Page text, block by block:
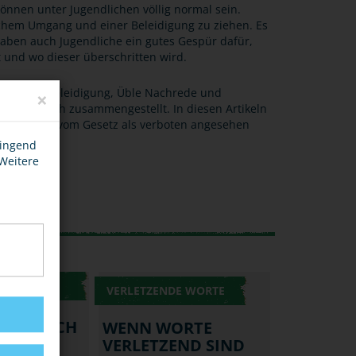
unter Jugendlichen völlig normal sein.
Umgang und einer Beleidigung zu ziehen. Es
auch Jugendliche ein gutes Gespür dafür,
und wo dieser überschritten wird.
Beleidigung, Üble Nachrede und
für dich zusammengestellt. In diesen Artikeln
vom Gesetz als verboten angesehen
SICH
VERLETZENDE WORTE
WENN WORTE
VERLETZEND SIND
×